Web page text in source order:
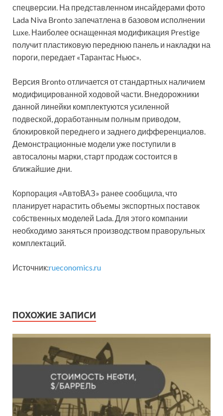
спецверсии. На представленном инсайдерами фото
Lada Niva Bronto запечатлена в базовом исполнении
Luxe. Наиболее оснащенная модификация Prestige
получит пластиковую переднюю панель и накладки на
пороги, передает «Тарантас Ньюс».
Версия Bronto отличается от стандартных наличием
модифицированной ходовой части. Внедорожники
данной линейки комплектуются усиленной
подвеской, доработанным полным приводом,
блокировкой переднего и заднего дифференциалов.
Демонстрационные модели уже поступили в
автосалоны марки, старт продаж состоится в
ближайшие дни.
Корпорация «АвтоВАЗ» ранее сообщила, что
планирует нарастить объемы экспортных поставок
собственных моделей Lada. Для этого компании
необходимо заняться производством праворульных
комплектаций.
Источник:rueconomics.ru
ПОХОЖИЕ ЗАПИСИ